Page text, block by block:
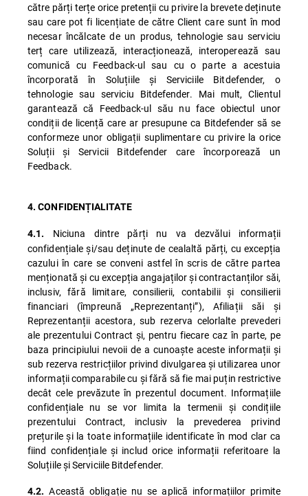
către părți terțe orice pretenții cu privire la brevete deținute
sau care pot fi licențiate de către Client care sunt în mod
necesar încălcate de un produs, tehnologie sau serviciu
terț care utilizează, interacționează, interoperează sau
comunică cu Feedback-ul sau cu o parte a acestuia
încorporată în Soluțiile și Serviciile Bitdefender, o
tehnologie sau serviciu Bitdefender. Mai mult, Clientul
garantează că Feedback-ul său nu face obiectul unor
condiții de licență care ar presupune ca Bitdefender să se
conformeze unor obligații suplimentare cu privire la orice
Soluții și Servicii Bitdefender care încorporează un
Feedback.
4. CONFIDENȚIALITATE
4.1.
Niciuna dintre părți nu va dezvălui informații
confidențiale și/sau deținute de cealaltă părți, cu excepția
cazului în care se conveni astfel în scris de către partea
menționată și cu excepția angajaților și contractanților săi,
inclusiv, fără limitare, consilierii, contabilii și consilierii
financiari (împreună „Reprezentanți”), Afiliații săi și
Reprezentanții acestora, sub rezerva celorlalte prevederi
ale prezentului Contract și, pentru fiecare caz în parte, pe
baza principiului nevoii de a cunoaște aceste informații și
sub rezerva restricțiilor privind divulgarea și utilizarea unor
informații comparabile cu și fără să fie mai puțin restrictive
decât cele prevăzute în prezentul document. Informațiile
confidențiale nu se vor limita la termenii și condițiile
prezentului Contract, inclusiv la prevederea privind
prețurile și la toate informațiile identificate în mod clar ca
fiind confidențiale și includ orice informații referitoare la
Soluțiile și Serviciile Bitdefender.
4.2. Această obligație nu se aplică informațiilor primite